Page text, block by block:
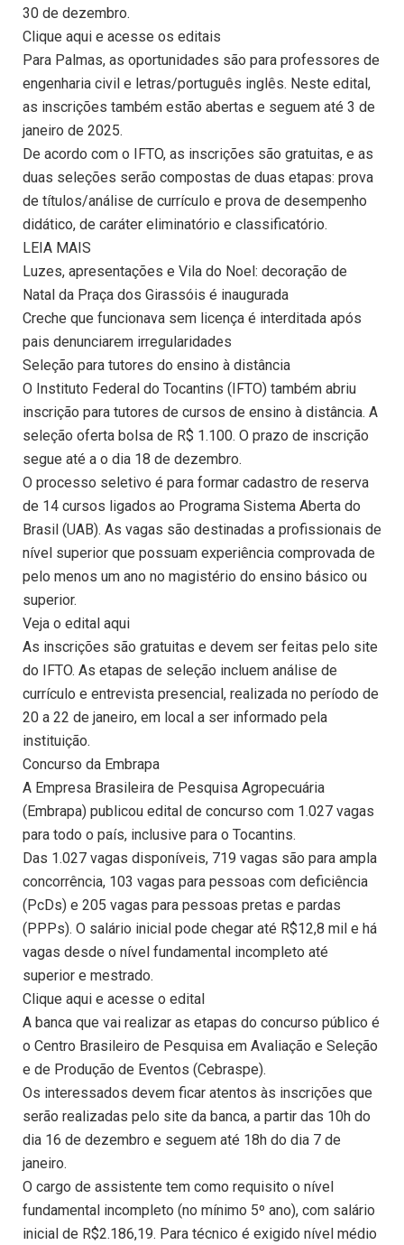
30 de dezembro.
Clique aqui e acesse os editais
Para Palmas, as oportunidades são para professores de
engenharia civil e letras/português inglês. Neste edital,
as inscrições também estão abertas e seguem até 3 de
janeiro de 2025.
De acordo com o IFTO, as inscrições são gratuitas, e as
duas seleções serão compostas de duas etapas: prova
de títulos/análise de currículo e prova de desempenho
didático, de caráter eliminatório e classificatório.
LEIA MAIS
Luzes, apresentações e Vila do Noel: decoração de
Natal da Praça dos Girassóis é inaugurada
Creche que funcionava sem licença é interditada após
pais denunciarem irregularidades
Seleção para tutores do ensino à distância
O Instituto Federal do Tocantins (IFTO) também abriu
inscrição para tutores de cursos de ensino à distância. A
seleção oferta bolsa de R$ 1.100. O prazo de inscrição
segue até a o dia 18 de dezembro.
O processo seletivo é para formar cadastro de reserva
de 14 cursos ligados ao Programa Sistema Aberta do
Brasil (UAB). As vagas são destinadas a profissionais de
nível superior que possuam experiência comprovada de
pelo menos um ano no magistério do ensino básico ou
superior.
Veja o edital aqui
As inscrições são gratuitas e devem ser feitas pelo site
do IFTO. As etapas de seleção incluem análise de
currículo e entrevista presencial, realizada no período de
20 a 22 de janeiro, em local a ser informado pela
instituição.
Concurso da Embrapa
A Empresa Brasileira de Pesquisa Agropecuária
(Embrapa) publicou edital de concurso com 1.027 vagas
para todo o país, inclusive para o Tocantins.
Das 1.027 vagas disponíveis, 719 vagas são para ampla
concorrência, 103 vagas para pessoas com deficiência
(PcDs) e 205 vagas para pessoas pretas e pardas
(PPPs). O salário inicial pode chegar até R$12,8 mil e há
vagas desde o nível fundamental incompleto até
superior e mestrado.
Clique aqui e acesse o edital
A banca que vai realizar as etapas do concurso público é
o Centro Brasileiro de Pesquisa em Avaliação e Seleção
e de Produção de Eventos (Cebraspe).
Os interessados devem ficar atentos às inscrições que
serão realizadas pelo site da banca, a partir das 10h do
dia 16 de dezembro e seguem até 18h do dia 7 de
janeiro.
O cargo de assistente tem como requisito o nível
fundamental incompleto (no mínimo 5º ano), com salário
inicial de R$2.186,19. Para técnico é exigido nível médio